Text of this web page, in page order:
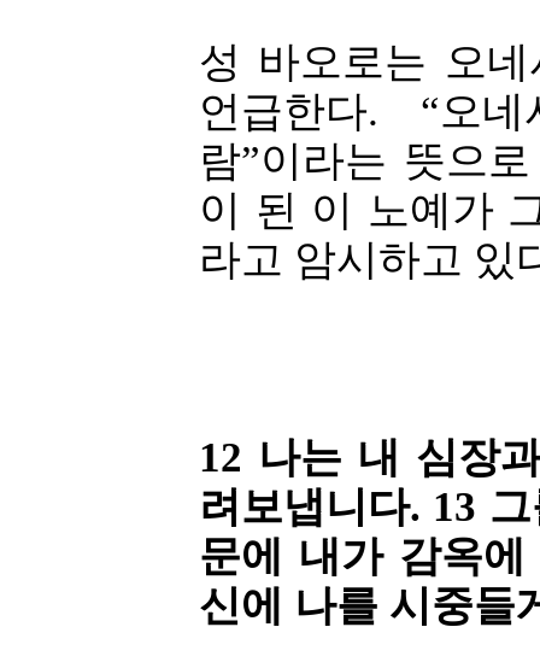
성 바오로는 오
언급한다. “오
람”이라는 뜻으
이 된 이 노예가
라고 암시하고 있
12 나는 내 심장
려보냅니다. 13
문에 내가 감옥
신에 나를 시중들